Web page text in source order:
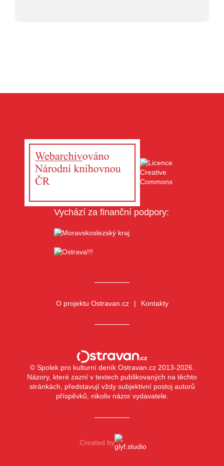
Vychází za finanční podpory:
O projektu Ostravan.cz Kontakty
© Spolek pro kulturní deník Ostravan.cz 2013-2026.
Názory, které zazní v textech publikovaných na těchto
stránkách, představují vždy subjektivní postoj autorů
příspěvků, nikoliv názor vydavatele.
Created by